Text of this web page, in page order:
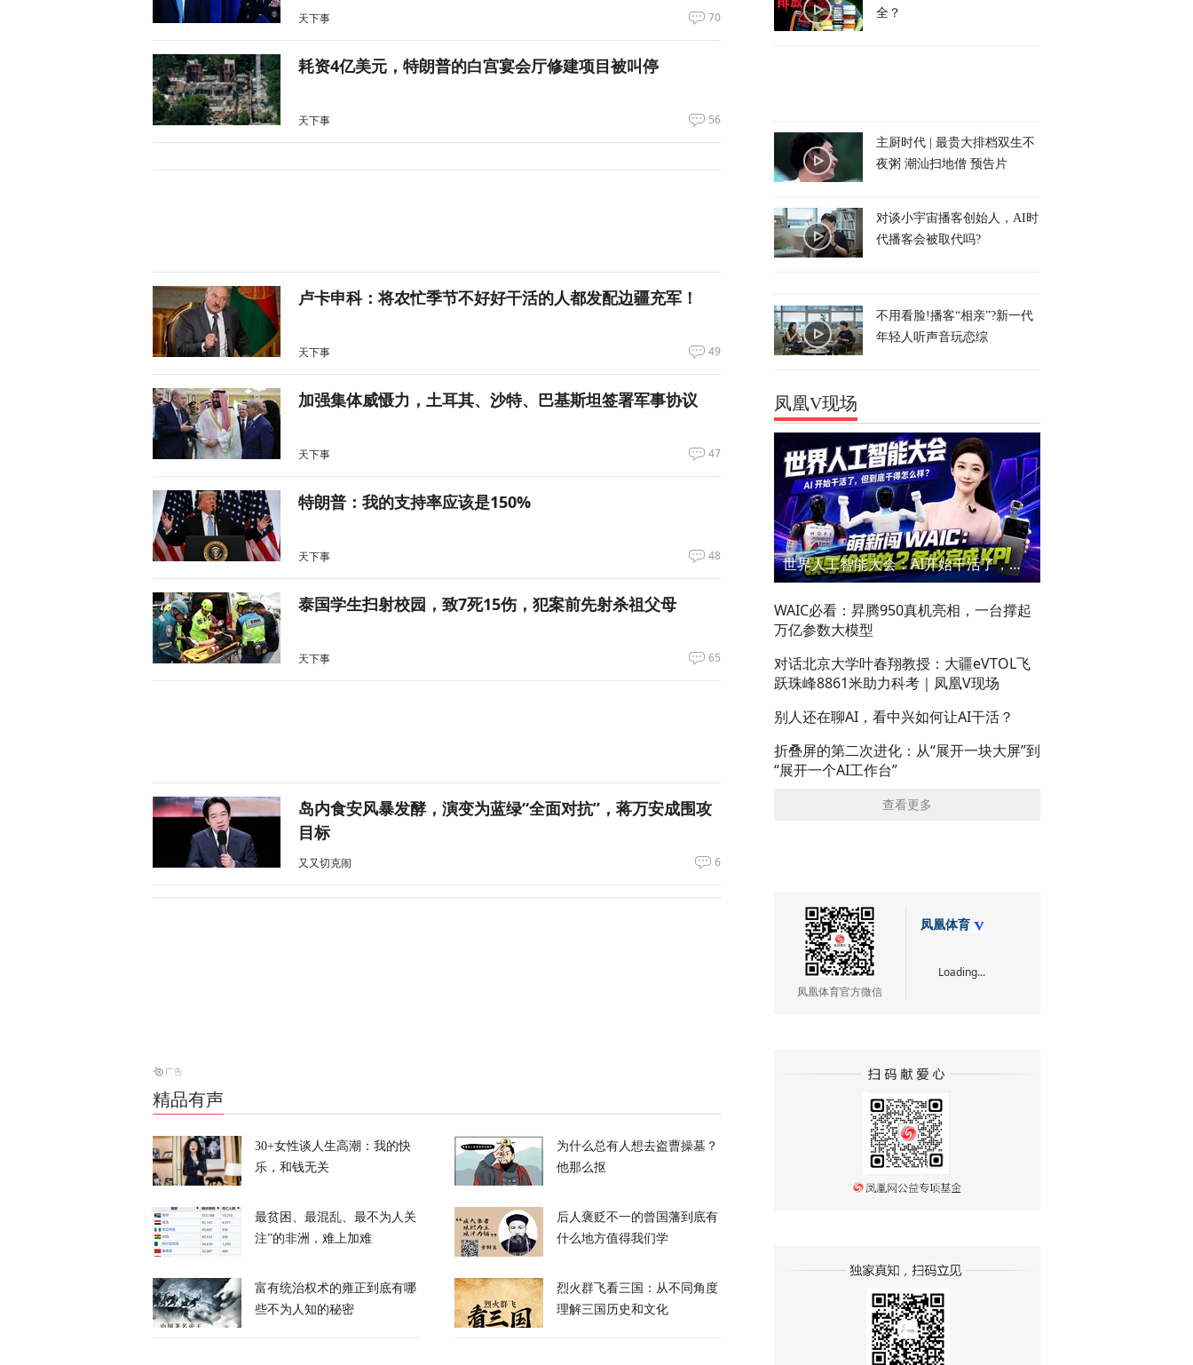
天下事 70
耗资4亿美元，特朗普的白宫宴会厅修建项目被叫停
天下事 56
卢卡申科：将农忙季节不好好干活的人都发配边疆充军！
天下事 49
加强集体威慑力，土耳其、沙特、巴基斯坦签署军事协议
天下事 47
特朗普：我的支持率应该是150%
天下事 48
泰国学生扫射校园，致7死15伤，犯案前先射杀祖父母
天下事 65
岛内食安风暴发酵，演变为蓝绿“全面对抗”，蒋万安成围攻
目标
又又切克闹 6
美防长将被撤换？特朗普回应
天下事
伊朗议会议长喊话：别再作秀了！
精品有声
30+女性谈人生高潮：我的快
乐，和钱无关
为什么总有人想去盗曹操墓？
他那么抠
最贫困、最混乱、最不为人关
注”的非洲，难上加难
后人褒贬不一的曾国藩到底有
什么地方值得我们学
富有统治权术的雍正到底有哪
些不为人知的秘密
烈火群飞看三国：从不同角度
理解三国历史和文化
全？
主厨时代 | 最贵大排档双生不
夜粥 潮汕扫地僧 预告片
对谈小宇宙播客创始人，AI时
代播客会被取代吗?
不用看脸!播客“相亲”?新一代
年轻人听声音玩恋综
凤凰V现场
世界人工智能大会：AI开始干活了，但到底干的怎么样？萌新闯WAIC
WAIC必看：昇腾950真机亮相，一台撑起
万亿参数大模型
对话北京大学叶春翔教授：大疆eVTOL飞
跃珠峰8861米助力科考｜凤凰V现场
别人还在聊AI，看中兴如何让AI干活？
折叠屏的第二次进化：从“展开一块大屏”到
“展开一个AI工作台”
查看更多
凤凰体育官方微信
凤凰体育
Loading...